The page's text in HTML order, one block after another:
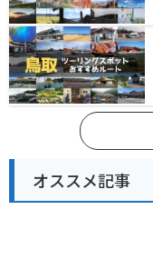
オススメ記事